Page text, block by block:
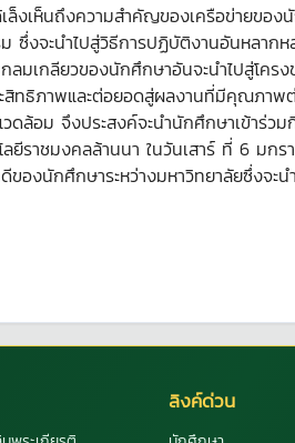
งเห็นถึงความสำคัญของเครือข่ายขอ
ซึ่งจะนำไปสู่วิธีการปฏิบัติงานอันหลา
เกลียวของนักศึกษาอันจะนำไปสู่โคร
สิทธิภาพและต่อยอดสู่ผลงานที่มีคุณภาพ
อม จึงประสงค์จะนำนักศึกษาเข้าร่ว
าชมงคลล้านนา ในวันเสาร์ ที่ 6 มก
งนักศึกษาระหว่างมหาวิทยาลัยซึ่งจะน
ลิงค์ด่วน